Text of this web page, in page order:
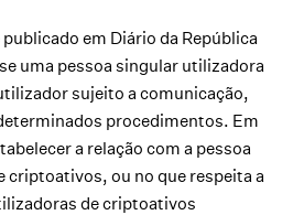
em Diário da República
uma pessoa singular utilizadora
sujeito a comunicação,
procedimentos. Em
a relação com a pessoa
criptoativos, ou no que respeita a
de criptoativos